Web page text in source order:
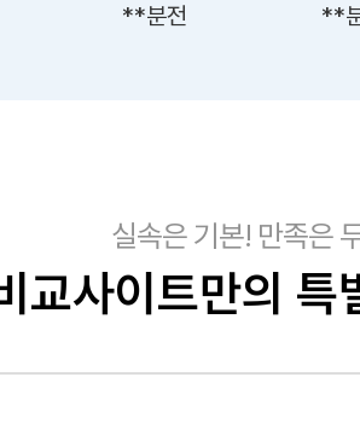
**분전 **
실속은 기본! 만족은
교사이트만의 특